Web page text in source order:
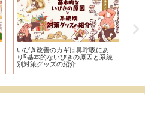
いびき改善のカギは鼻呼吸にあ
り⁉︎基本的ないびきの原因と系統
別対策グッズの紹介